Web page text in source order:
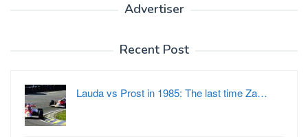
Advertiser
Recent Post
Lauda vs Prost in 1985: The last time Za…